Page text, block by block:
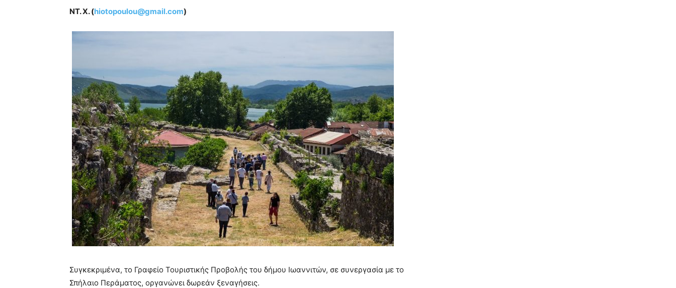
ΝΤ. Χ. (hiotopoulou@gmail.com)
Συγκεκριμένα, το Γραφείο Τουριστικής Προβολής του δήμου Ιωαννιτών, σε συνεργασία με το
Σπήλαιο Περάματος, οργανώνει δωρεάν ξεναγήσεις.